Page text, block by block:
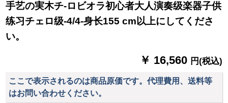
手艺の実木チ-ロビオラ初心者大人演奏级楽器子供
练习チェロ级-4/4-身长155 cm以上にしてくださ
い。
￥ 16,560 円(税込)
ここで表示されるのは商品原価です。代理費用、送料等
はお問い合わせください。